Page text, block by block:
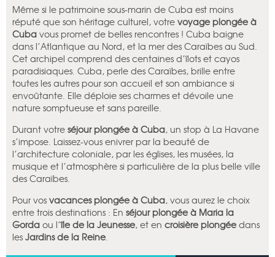
Même si le patrimoine sous-marin de Cuba est moins
réputé que son héritage culturel, votre voyage plongée à
Cuba vous promet de belles rencontres ! Cuba baigne
dans l’Atlantique au Nord, et la mer des Caraïbes au Sud.
Cet archipel comprend des centaines d’îlots et cayos
paradisiaques. Cuba, perle des Caraïbes, brille entre
toutes les autres pour son accueil et son ambiance si
envoûtante. Elle déploie ses charmes et dévoile une
nature somptueuse et sans pareille.
Durant votre séjour plongée à Cuba, un stop à La Havane
s’impose. Laissez-vous enivrer par la beauté de
l’architecture coloniale, par les églises, les musées, la
musique et l’atmosphère si particulière de la plus belle ville
des Caraïbes.
Pour vos vacances plongée à Cuba, vous aurez le choix
entre trois destinations : En séjour plongée à Maria la
Gorda ou l’île de la Jeunesse, et en croisière plongée dans
les Jardins de la Reine.